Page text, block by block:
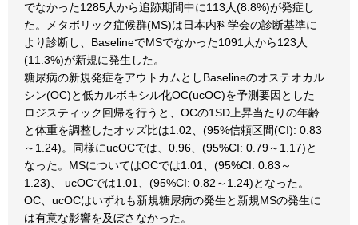
でなかった1285人から追跡期間中に113人(8.8%)が発症し
た。メタボリック症候群(MS)は日本内科学会の診断基準に
より診断し、BaselineでMSでなかった1091人から123人
(11.3%)が新規に発生した。
糖尿病の新規発症をアウトカムとしBaselineのオステオカル
シン(OC)と低カルボキシル化OC(ucOC)を予測要因とした
ロジスティック回帰を行うと、OCの1SD上昇当たりの年齢
と体重を調整したオッズ比は1.02、(95%信頼区間(CI): 0.83
～1.24)。同様にucOCでは、0.96、(95%CI: 0.79～1.17)と
なった。MSについてはOCでは1.01、(95%CI: 0.83～
1.23)、 ucOCでは1.01、(95%CI: 0.82～1.24)となった。
OC、ucOCはいずれも新規糖尿病の発生と新規MSの発生に
は有意な影響を及ぼさなかった。